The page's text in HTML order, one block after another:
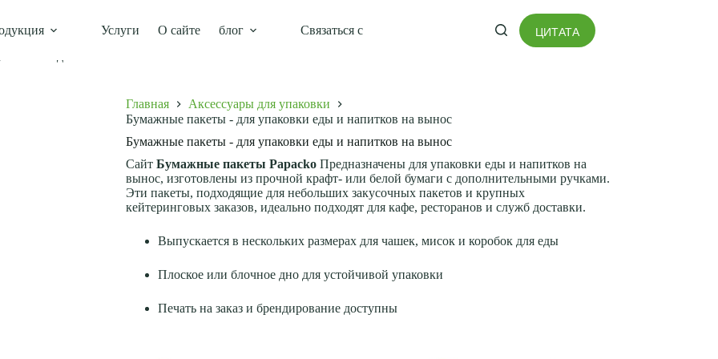
Услуги О сайте блог Связаться с ЦИТАТА
Главная
Аксессуары для упаковки
Бумажные пакеты - для упаковки еды и напитков на вынос
Бумажные пакеты - для упаковки еды и напитков на вынос
Сайт Бумажные пакеты PapackoПредназначены для упаковки еды и напитков на
вынос, изготовлены из прочной крафт- или белой бумаги с дополнительными ручками.
Эти пакеты, подходящие для небольших закусочных пакетов и крупных
кейтеринговых заказов, идеально подходят для кафе, ресторанов и служб доставки.
Выпускается в нескольких размерах для чашек, мисок и коробок для еды
Плоское или блочное дно для устойчивой упаковки
Печать на заказ и брендирование доступны